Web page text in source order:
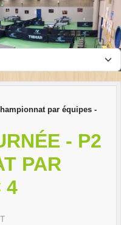
par équipes -
- P2
PAR
4